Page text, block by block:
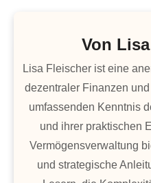
Von
Lisa Fleischer ist eine
dezentraler Finanzen
umfassenden Kenntnis
und ihrer praktischen
Vermögensverwaltung
und strategische